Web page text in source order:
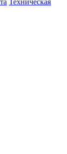
Техническая